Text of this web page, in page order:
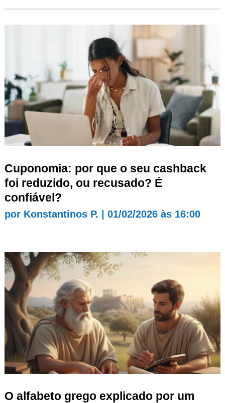
Cuponomia: por que o seu cashback
foi reduzido, ou recusado? É
confiável?
por Konstantinos P. 01/02/2026 às 16:00
O alfabeto grego explicado por um